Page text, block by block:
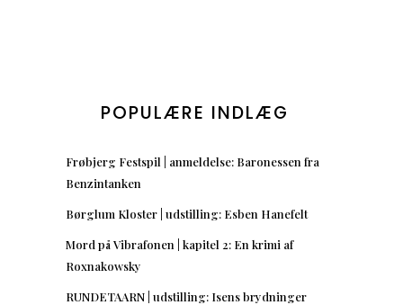
POPULÆRE INDLÆG
Frøbjerg Festspil | anmeldelse: Baronessen fra
Benzintanken
Børglum Kloster | udstilling: Esben Hanefelt
Mord på Vibrafonen | kapitel 2: En krimi af
Roxnakowsky
RUNDETAARN | udstilling: Isens brydninger